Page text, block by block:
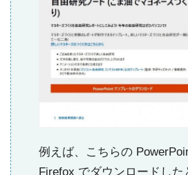
例えば、こちらの
Firefox でダウンロードした